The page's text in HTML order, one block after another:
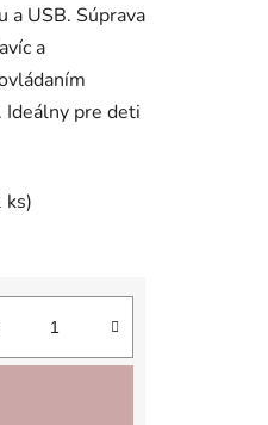
a USB. Súprava
a
pre deti
ks)